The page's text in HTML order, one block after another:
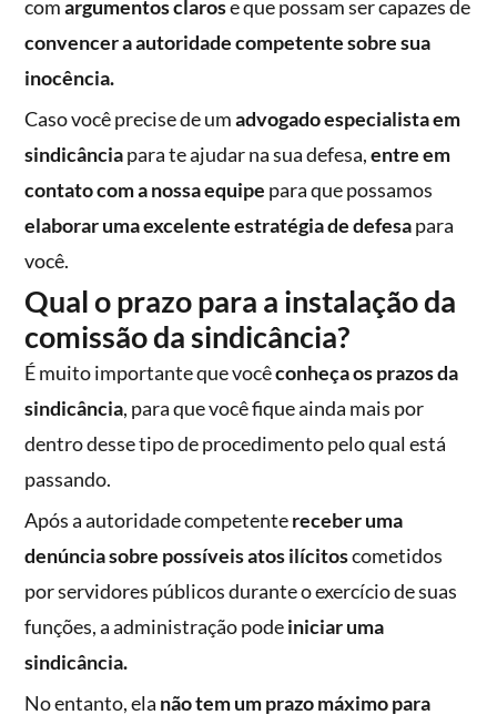
comargumentos clarose que possam ser capazes de
convencer a autoridade competente sobre sua
inocência.
Caso você precise de umadvogado especialista em
sindicânciapara te ajudar na sua defesa,entre em
contato com a nossa equipe para que possamos
elaborar uma excelente estratégia de defesapara
você.
Qual o prazo para a instalação da
comissão da sindicância?
É muito importante que vocêconheça os prazos da
sindicância, para que você fique ainda mais por
dentro desse tipo de procedimento pelo qual está
passando.
Após a autoridade competentereceber uma
denúncia sobre possíveis atos ilícitoscometidos
por servidores públicos durante o exercício de suas
funções, a administração podeiniciar uma
sindicância.
No entanto, ela não tem um prazo máximo para